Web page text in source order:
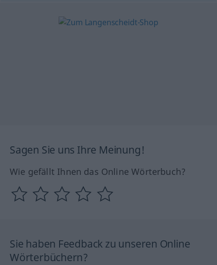
Sagen Sie uns Ihre Meinung!
Wie gefällt Ihnen das Online Wörterbuch?
Sie haben Feedback zu unseren Online
Wörterbüchern?